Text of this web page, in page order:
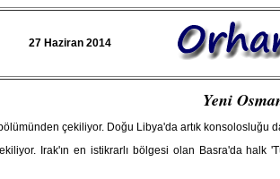
27 Haziran 2014
Yeni
çekiliyor. Doğu Libya'da artık konsolosluğu
Irak'ın en istikrarlı bölgesi olan Basra'da halk